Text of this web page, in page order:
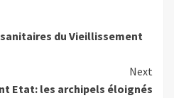
du Vieillissement
Next
Etat: les archipels éloignés